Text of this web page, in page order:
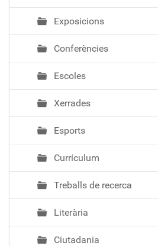
Exposicions
Conferències
Escoles
Xerrades
Esports
Currículum
Treballs de recerca
Literària
Ciutadania